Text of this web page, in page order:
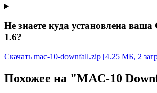
Не знаете куда установлена
1.6?
Скачать mac-10-downfall.zip [4.25 МБ, 2
Похожее на "MAC-10